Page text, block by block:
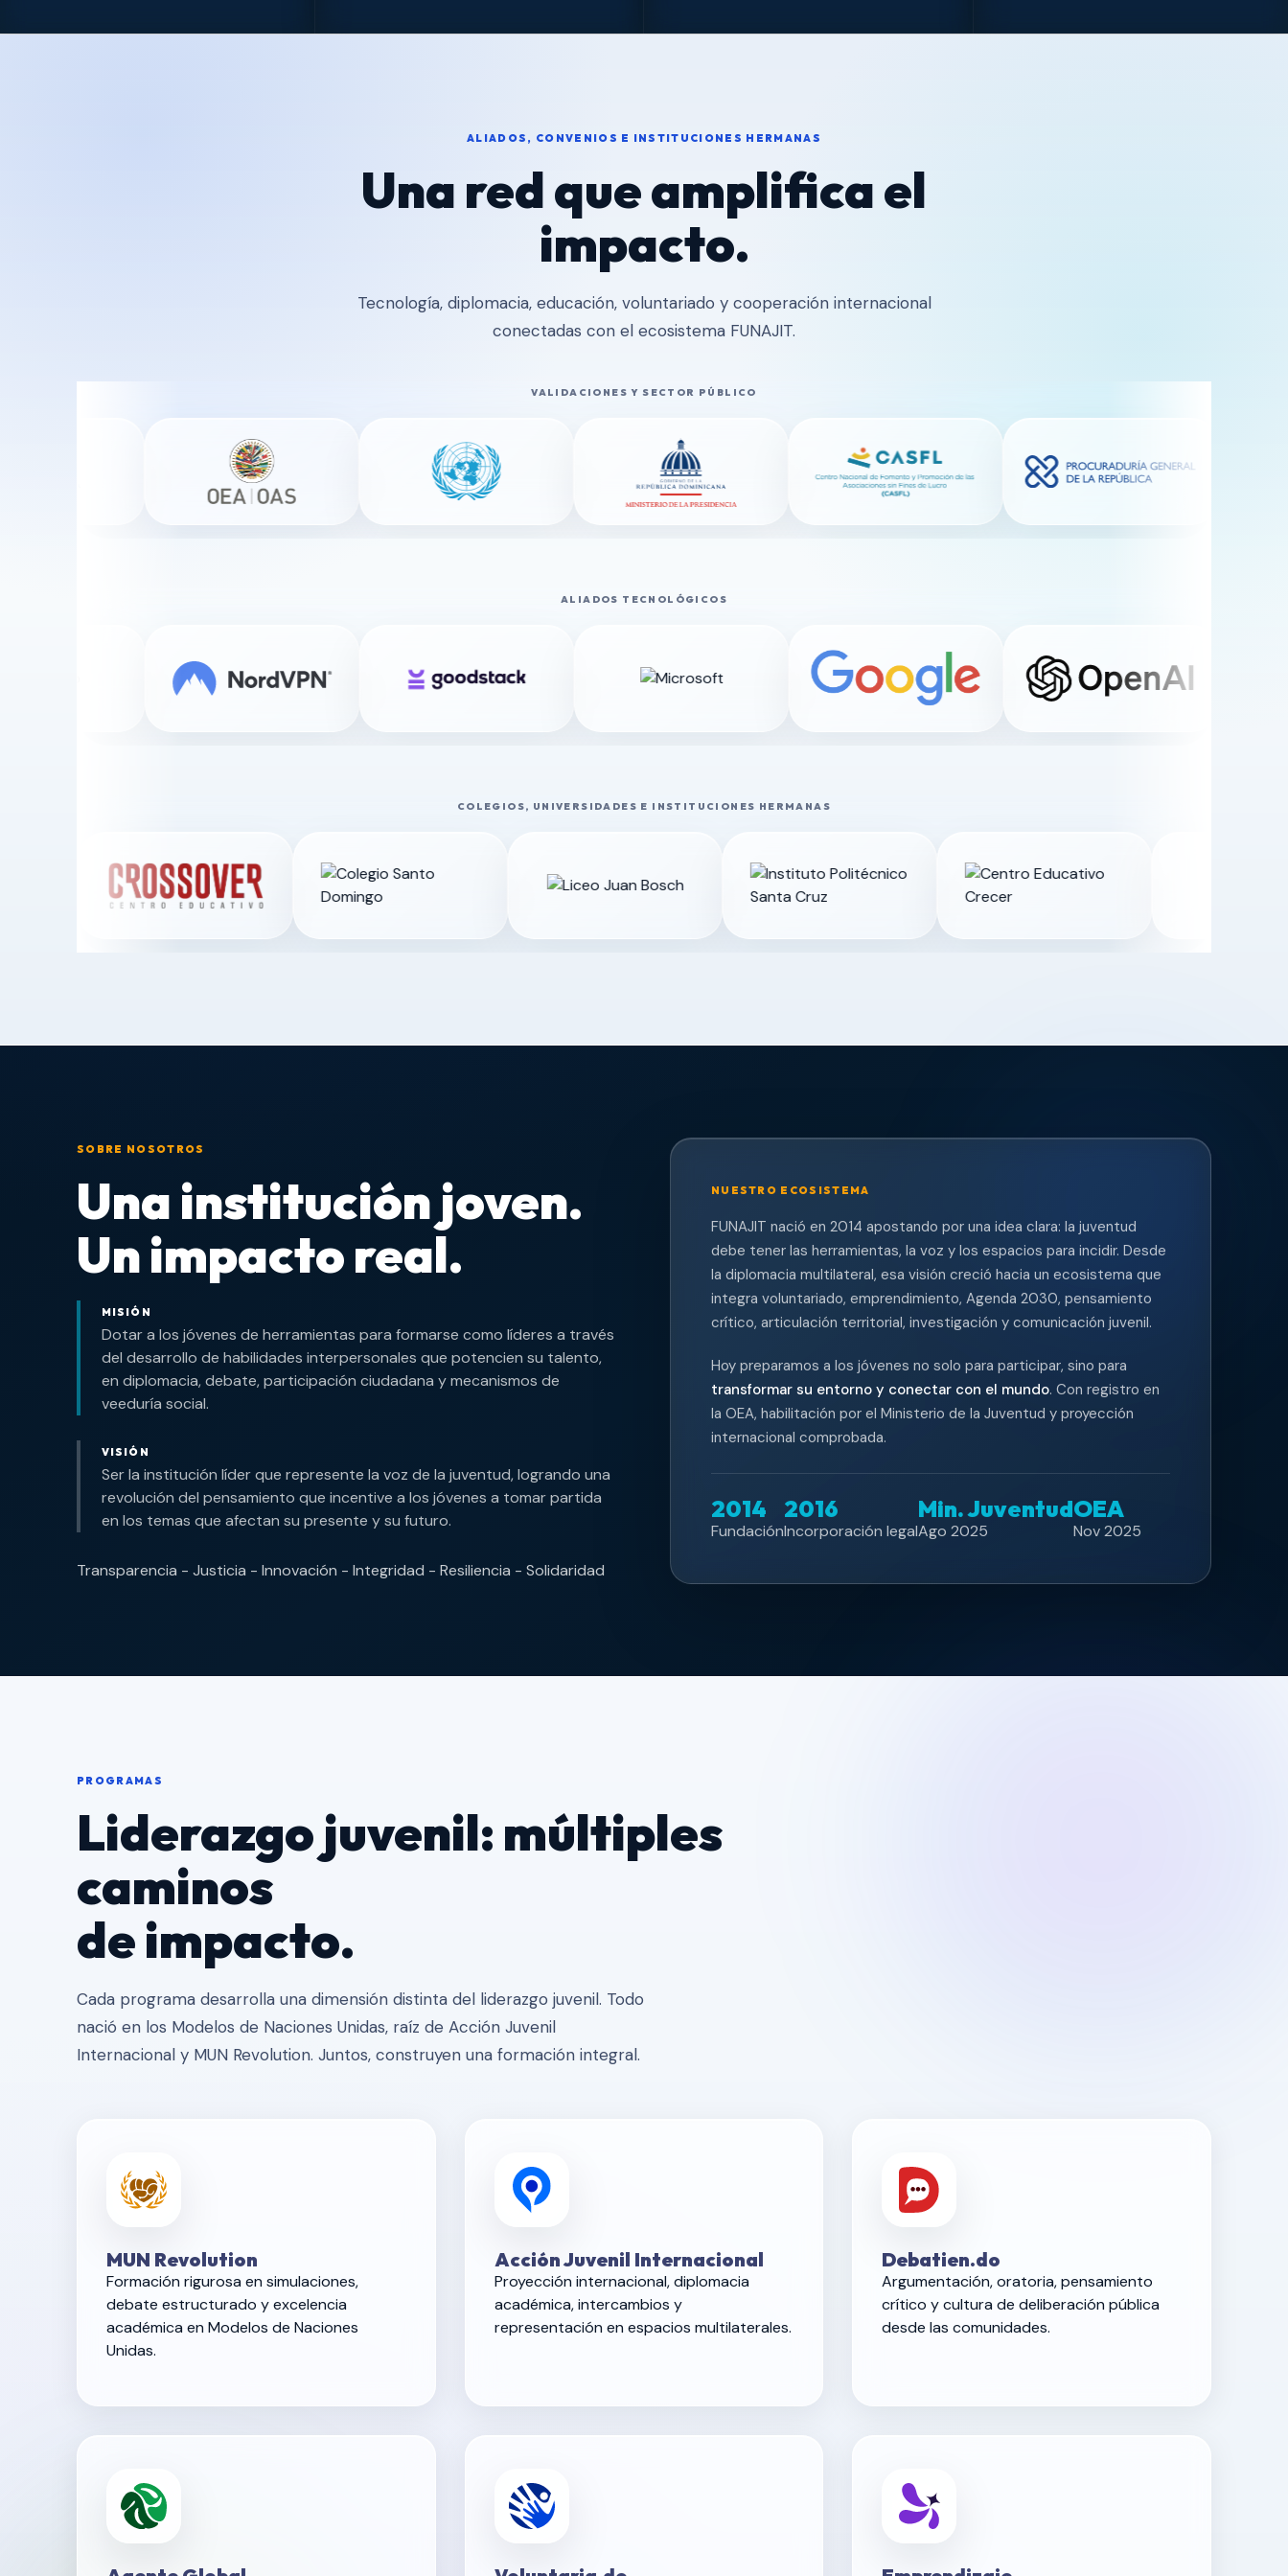
ALIADOS, CONVENIOS E INSTITUCIONES HERMANAS
Una red que amplifica el
impacto.
Tecnología, diplomacia, educación, voluntariado y cooperación internacional
conectadas con el ecosistema FUNAJIT.
VALIDACIONES Y SECTOR PÚBLICO
ALIADOS TECNOLÓGICOS
COLEGIOS, UNIVERSIDADES E INSTITUCIONES HERMANAS
SOBRE NOSOTROS
Una institución joven.
Un impacto real.
MISIÓN
Dotar a los jóvenes de herramientas para formarse como líderes a través
del desarrollo de habilidades interpersonales que potencien su talento,
en diplomacia, debate, participación ciudadana y mecanismos de
veeduría social.
VISIÓN
Ser la institución líder que represente la voz de la juventud, logrando una
revolución del pensamiento que incentive a los jóvenes a tomar partida
en los temas que afectan su presente y su futuro.
Transparencia - Justicia - Innovación - Integridad - Resiliencia - Solidaridad
NUESTRO ECOSISTEMA
FUNAJIT nació en 2014 apostando por una idea clara: la juventud
debe tener las herramientas, la voz y los espacios para incidir. Desde
la diplomacia multilateral, esa visión creció hacia un ecosistema que
integra voluntariado, emprendimiento, Agenda 2030, pensamiento
crítico, articulación territorial, investigación y comunicación juvenil.
Hoy preparamos a los jóvenes no solo para participar, sino para
transformar su entorno y conectar con el mundo. Con registro en
la OEA, habilitación por el Ministerio de la Juventud y proyección
internacional comprobada.
2014
Fundación
2016
Incorporación legal
Min. Juventud
Ago 2025
OEA
Nov 2025
PROGRAMAS
Liderazgo juvenil: múltiples
caminos
de impacto.
Cada programa desarrolla una dimensión distinta del liderazgo juvenil. Todo
nació en los Modelos de Naciones Unidas, raíz de Acción Juvenil
Internacional y MUN Revolution. Juntos, construyen una formación integral.
MUN Revolution
Formación rigurosa en simulaciones,
debate estructurado y excelencia
académica en Modelos de Naciones
Unidas.
Acción Juvenil Internacional
Proyección internacional, diplomacia
académica, intercambios y
representación en espacios multilaterales.
Debatien.do
Argumentación, oratoria, pensamiento
crítico y cultura de deliberación pública
desde las comunidades.